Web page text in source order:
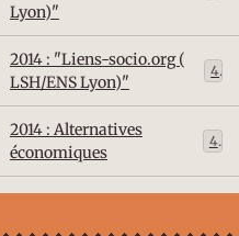
Lyon)"
2014 : "Liens-socio.org (
LSH/ENS Lyon)"
4
2014 : Alternatives
économiques
4